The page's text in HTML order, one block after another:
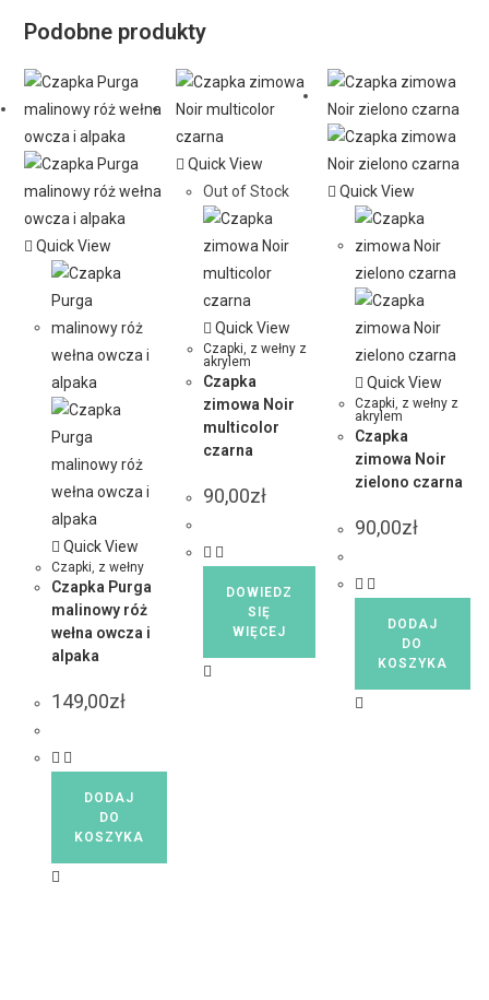
Podobne produkty
Quick View
Quick View
Czapki, z wełny
Czapka Purga
malinowy róż
wełna owcza i
alpaka
149,00zł
DODAJ
DO
KOSZYKA
Quick View
Out of Stock
Quick View
Czapki, z wełny z
akrylem
Czapka
zimowa Noir
multicolor
czarna
90,00zł
DOWIEDZ
SIĘ
WIĘCEJ
Quick View
Quick View
Czapki, z wełny z
akrylem
Czapka
zimowa Noir
zielono czarna
90,00zł
DODAJ
DO
KOSZYKA